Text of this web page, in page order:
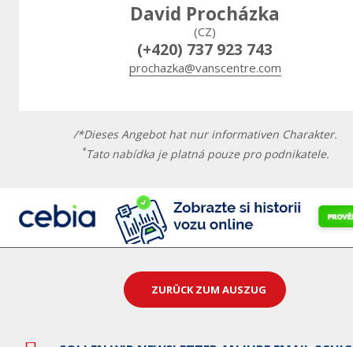
David Procházka
(CZ)
(+420) 737 923 743
prochazka@vanscentre.com
/*Dieses Angebot hat nur informativen Charakter.
*Tato nabídka je platná pouze pro podnikatele.
ZURÜCK ZUM AUSZUG